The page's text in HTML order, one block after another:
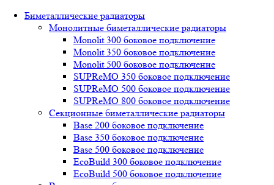
Биметаллические радиаторы
Монолитные биметаллические радиаторы
Mоnоlit 300 боковое подключение
Mоnоlit 350 боковое подключение
Mоnоlit 500 боковое подключение
SUРRеMО 350 боковое подключение
SUРRеMО 500 боковое подключение
SUРRеMО 800 боковое подключение
Секционные биметаллические радиаторы
Base 200 боковое подключение
Base 350 боковое подключение
Base 500 боковое подключение
EcoBuild 300 боковое подключение
EcoBuild 500 боковое подключение